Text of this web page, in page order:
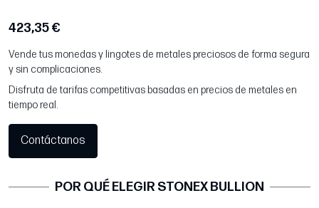
423,35 €
Vende tus monedas y lingotes de metales preciosos de forma segura
y sin complicaciones.
Disfruta de tarifas competitivas basadas en precios de metales en
tiempo real.
Contáctanos
POR QUÉ ELEGIR STONEX BULLION